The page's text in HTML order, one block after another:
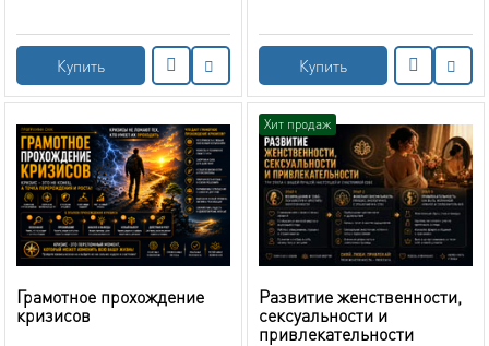
Купить Купить
Грамотное прохождение
кризисов
Хит продаж
Развитие женственности,
сексуальности и
привлекательности